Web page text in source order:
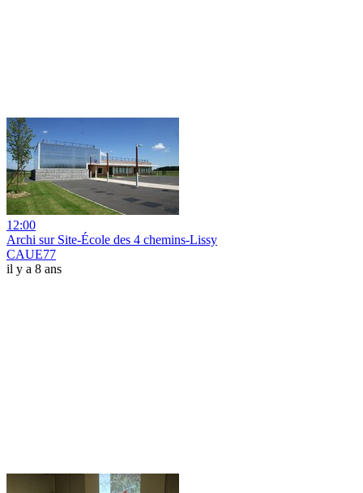
12:00
Archi sur Site-École des 4 chemins-Lissy
CAUE77
il y a 8 ans